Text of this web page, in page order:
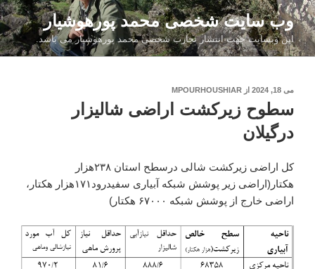
رفتن
به
محتوا
وب سایت شخصی محمد پورهوشیار
این وبسایت جهت انتشار تجارب شخصی محمد پورهوشیار می باشد.
نوشته‌شده
می 18, 2024 از MPOURHOUSHIAR
سطوح زیرکشت اراضی شالیزار
درگیلان
کل اراضی زیرکشت شالی درسطح استان ۲۳۸هزار
هکتار(اراضی زیر پوشش شبکه آبیاری سفیدرود۱۷۱هزار هکتار،
اراضی خارج از پوشش شبکه ۶۷۰۰۰ هکتار)